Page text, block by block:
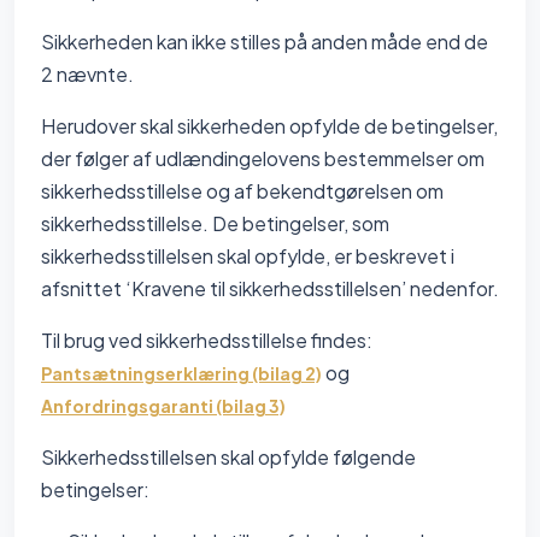
Sikkerheden kan ikke stilles på anden måde end de
2 nævnte.
Herudover skal sikkerheden opfylde de betingelser,
der følger af udlændingelovens bestemmelser om
sikkerhedsstillelse og af bekendtgørelsen om
sikkerhedsstillelse. De betingelser, som
sikkerhedsstillelsen skal opfylde, er beskrevet i
afsnittet ‘Kravene til sikkerhedsstillelsen’ nedenfor.
Til brug ved sikkerhedsstillelse findes:
Pantsætningserklæring (bilag 2) og
Anfordringsgaranti (bilag 3)
Sikkerhedsstillelsen skal opfylde følgende
betingelser: